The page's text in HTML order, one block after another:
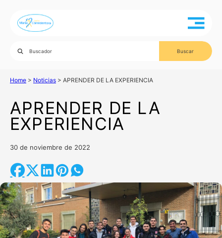
Home > Noticias > APRENDER DE LA EXPERIENCIA
APRENDER DE LA
EXPERIENCIA
30 de noviembre de 2022